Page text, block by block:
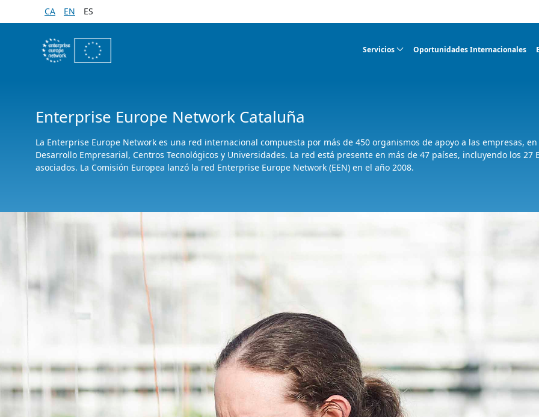
Saltar al contenido principal
CA EN ES
Servicios Oportunidades Internacionales
Enterprise Europe Network Cataluña
La Enterprise Europe Network es una red internacional compuesta por más de 450 organismos de apoyo a las empresas,
Desarrollo Empresarial, Centros Tecnológicos y Universidades. La red está presente en más de 47 países, incluyendo los
asociados. La Comisión Europea lanzó la red Enterprise Europe Network (EEN) en el año 2008.